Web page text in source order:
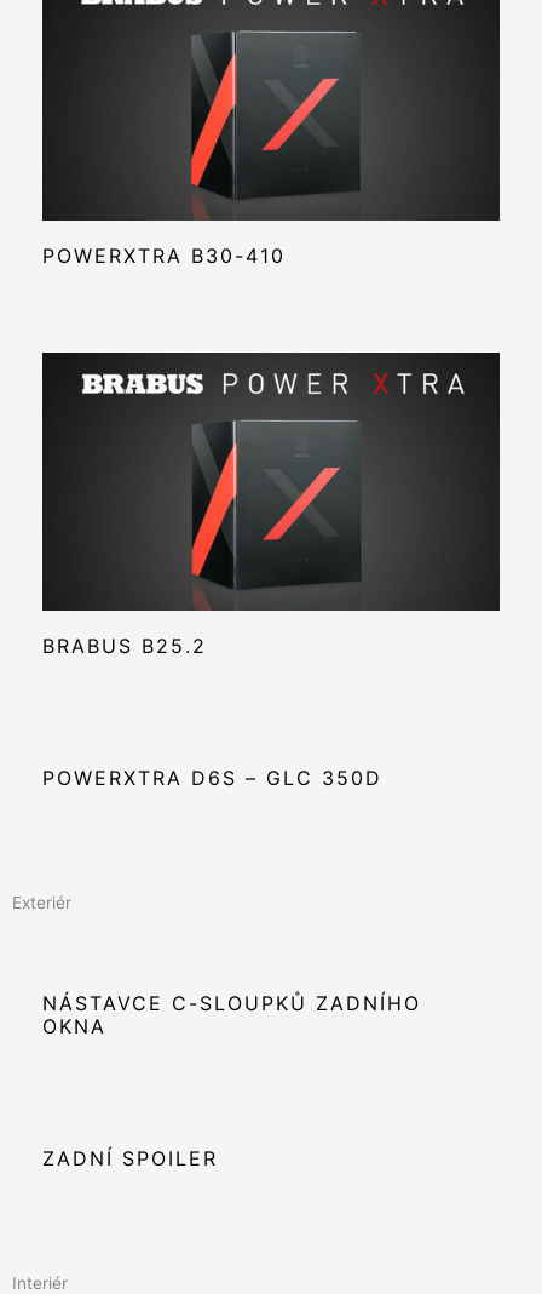
POWERXTRA B30-410
BRABUS B25.2
POWERXTRA D6S – GLC 350D
Exteriér
NÁSTAVCE C-SLOUPKŮ ZADNÍHO
OKNA
ZADNÍ SPOILER
Interiér